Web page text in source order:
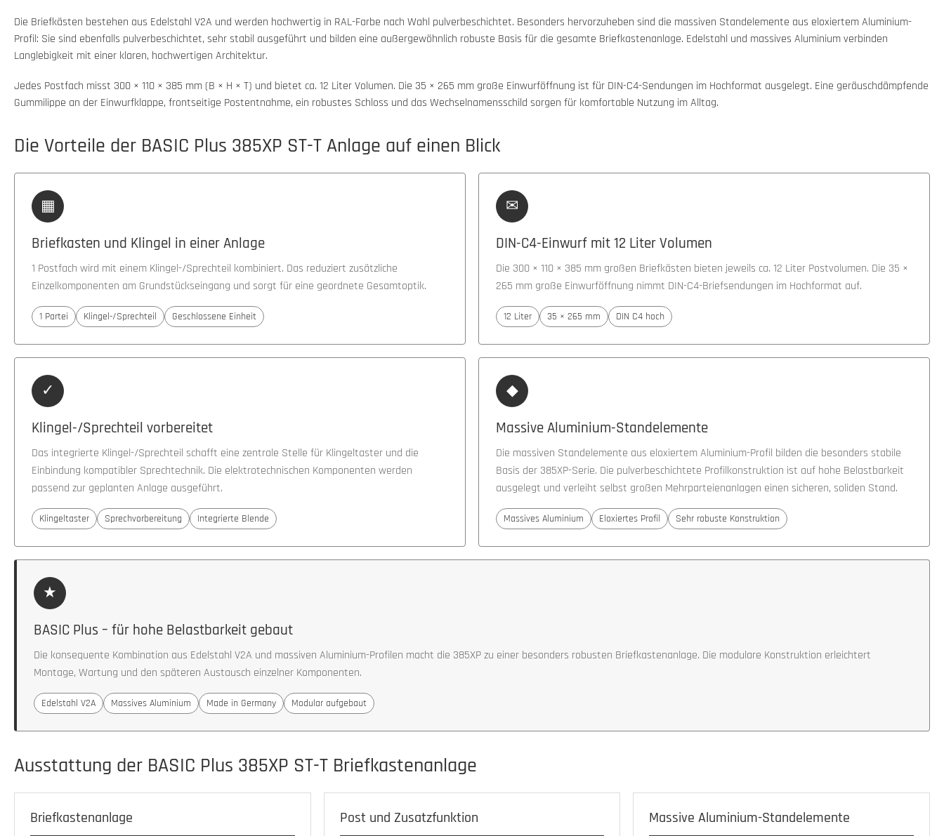
Die Briefkästen bestehen aus Edelstahl V2A und werden hochwertig in RAL-Farbe nach Wahl pulverbeschichtet. Besonders hervorzuheben sind die massiven Standelemente aus eloxiertem Aluminium-
Profil: Sie sind ebenfalls pulverbeschichtet, sehr stabil ausgeführt und bilden eine außergewöhnlich robuste Basis für die gesamte Briefkastenanlage. Edelstahl und massives Aluminium verbinden
Langlebigkeit mit einer klaren, hochwertigen Architektur.
Jedes Postfach misst 300 × 110 × 385 mm (B × H × T) und bietet ca. 12 Liter Volumen. Die 35 × 265 mm große Einwurföffnung ist für DIN-C4-Sendungen im Hochformat ausgelegt. Eine geräuschdämpfende
Gummilippe an der Einwurfklappe, frontseitige Postentnahme, ein robustes Schloss und das Wechselnamensschild sorgen für komfortable Nutzung im Alltag.
Die Vorteile der BASIC Plus 385XP ST-T Anlage auf einen Blick
▦
Briefkasten und Klingel in einer Anlage
1 Postfach wird mit einem Klingel-/Sprechteil kombiniert. Das reduziert zusätzliche
Einzelkomponenten am Grundstückseingang und sorgt für eine geordnete Gesamtoptik.
1 Partei Klingel-/Sprechteil Geschlossene Einheit
✉
DIN-C4-Einwurf mit 12 Liter Volumen
Die 300 × 110 × 385 mm großen Briefkästen bieten jeweils ca. 12 Liter Postvolumen. Die 35 ×
265 mm große Einwurföffnung nimmt DIN-C4-Briefsendungen im Hochformat auf.
12 Liter 35 × 265 mm DIN C4 hoch
✓
Klingel-/Sprechteil vorbereitet
Das integrierte Klingel-/Sprechteil schafft eine zentrale Stelle für Klingeltaster und die
Einbindung kompatibler Sprechtechnik. Die elektrotechnischen Komponenten werden
passend zur geplanten Anlage ausgeführt.
Klingeltaster Sprechvorbereitung Integrierte Blende
◆
Massive Aluminium-Standelemente
Die massiven Standelemente aus eloxiertem Aluminium-Profil bilden die besonders stabile
Basis der 385XP-Serie. Die pulverbeschichtete Profilkonstruktion ist auf hohe Belastbarkeit
ausgelegt und verleiht selbst großen Mehrparteienanlagen einen sicheren, soliden Stand.
Massives Aluminium Eloxiertes Profil Sehr robuste Konstruktion
★
BASIC Plus – für hohe Belastbarkeit gebaut
Die konsequente Kombination aus Edelstahl V2A und massiven Aluminium-Profilen macht die 385XP zu einer besonders robusten Briefkastenanlage. Die modulare Konstruktion erleichtert
Montage, Wartung und den späteren Austausch einzelner Komponenten.
Edelstahl V2A Massives Aluminium Made in Germany Modular aufgebaut
Ausstattung der BASIC Plus 385XP ST-T Briefkastenanlage
Briefkastenanlage Post und Zusatzfunktion Massive Aluminium-Standelemente